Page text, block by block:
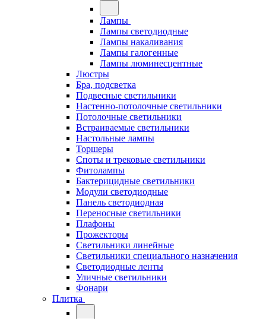
Лампы
Лампы светодиодные
Лампы накаливания
Лампы галогенные
Лампы люминесцентные
Люстры
Бра, подсветка
Подвесные светильники
Настенно-потолочные светильники
Потолочные светильники
Встраиваемые светильники
Настольные лампы
Торшеры
Споты и трековые светильники
Фитолампы
Бактерицидные светильники
Модули светодиодные
Панель светодиодная
Переносные светильники
Плафоны
Прожекторы
Светильники линейные
Светильники специального назначения
Светодиодные ленты
Уличные светильники
Фонари
Плитка